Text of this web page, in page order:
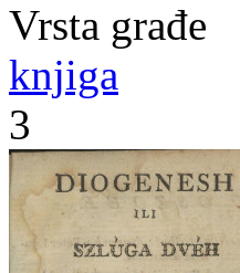
Vrsta građe
knjiga
3